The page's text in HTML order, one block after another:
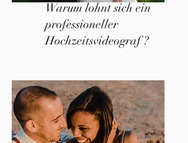
Warum lohnt sich ein
professioneller
Hochzeitsvideograf ?